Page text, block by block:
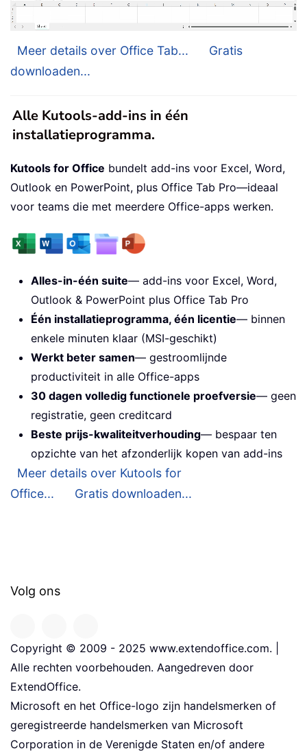
Meer details over Office Tab...
Gratis
downloaden...
Alle Kutools-add-ins in één
installatieprogramma.
Kutools for Office bundelt add-ins voor Excel, Word,
Outlook en PowerPoint, plus Office Tab Pro—ideaal
voor teams die met meerdere Office-apps werken.
Alles-in-één suite— add-ins voor Excel, Word,
Outlook & PowerPoint plus Office Tab Pro
Één installatieprogramma, één licentie— binnen
enkele minuten klaar (MSI-geschikt)
Werkt beter samen— gestroomlijnde
productiviteit in alle Office-apps
30 dagen volledig functionele proefversie— geen
registratie, geen creditcard
Beste prijs-kwaliteitverhouding— bespaar ten
opzichte van het afzonderlijk kopen van add-ins
Meer details over Kutools for
Office...
Gratis downloaden...
Volg ons
Copyright © 2009 - 2025 www.extendoffice.com. |
Alle rechten voorbehouden. Aangedreven door
ExtendOffice.
Microsoft en het Office-logo zijn handelsmerken of
geregistreerde handelsmerken van Microsoft
Corporation in de Verenigde Staten en/of andere